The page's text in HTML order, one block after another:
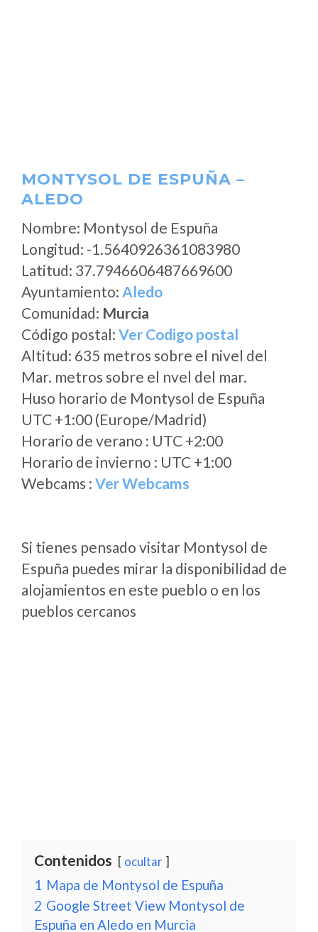
MONTYSOL DE ESPUÑA –
ALEDO
Nombre: Montysol de Espuña
Longitud: -1.5640926361083980
Latitud: 37.7946606487669600
Ayuntamiento: Aledo
Comunidad: Murcia
Código postal: Ver Codigo postal
Altitud: 635 metros sobre el nivel del
Mar. metros sobre el nvel del mar.
Huso horario de Montysol de Espuña
UTC +1:00 (Europe/Madrid)
Horario de verano : UTC +2:00
Horario de invierno : UTC +1:00
Webcams : Ver Webcams
Si tienes pensado visitar Montysol de
Espuña puedes mirar la disponibilidad de
alojamientos en este pueblo o en los
pueblos cercanos
Contenidos ocultar
1 Mapa de Montysol de Espuña
2 Google Street View Montysol de
Espuña en Aledo en Murcia